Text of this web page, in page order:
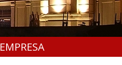
EMPRESA